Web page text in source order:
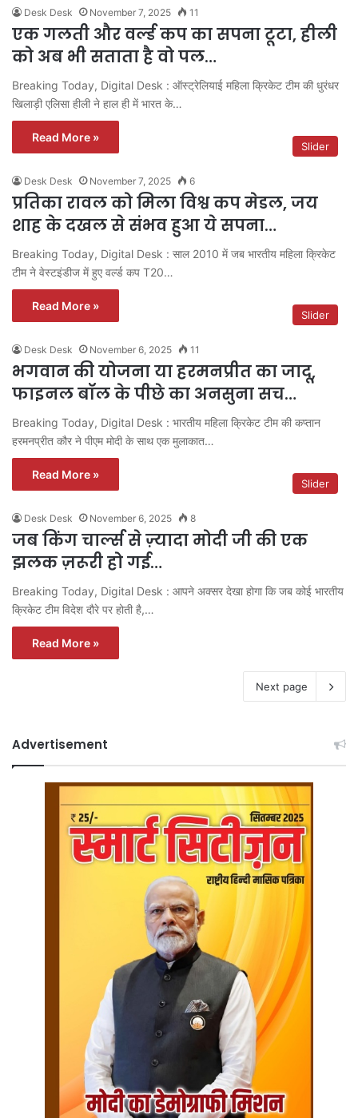
Desk Desk November 7, 2025 11
एक गलती और वर्ल्ड कप का सपना टूटा, हीली
को अब भी सताता है वो पल…
Breaking Today, Digital Desk : ऑस्ट्रेलियाई महिला क्रिकेट टीम की धुरंधर
खिलाड़ी एलिसा हीली ने हाल ही में भारत के…
Read More »
Slider
Desk Desk November 7, 2025 6
प्रतिका रावल को मिला विश्व कप मेडल, जय
शाह के दखल से संभव हुआ ये सपना…
Breaking Today, Digital Desk : साल 2010 में जब भारतीय महिला क्रिकेट
टीम ने वेस्टइंडीज में हुए वर्ल्ड कप T20…
Read More »
Slider
Desk Desk November 6, 2025 11
भगवान की योजना या हरमनप्रीत का जादू,
फाइनल बॉल के पीछे का अनसुना सच…
Breaking Today, Digital Desk : भारतीय महिला क्रिकेट टीम की कप्तान
हरमनप्रीत कौर ने पीएम मोदी के साथ एक मुलाकात…
Read More »
Slider
Desk Desk November 6, 2025 8
जब किंग चार्ल्स से ज़्यादा मोदी जी की एक
झलक ज़रूरी हो गई…
Breaking Today, Digital Desk : आपने अक्सर देखा होगा कि जब कोई भारतीय
क्रिकेट टीम विदेश दौरे पर होती है,…
Read More »
Next page
Advertisement